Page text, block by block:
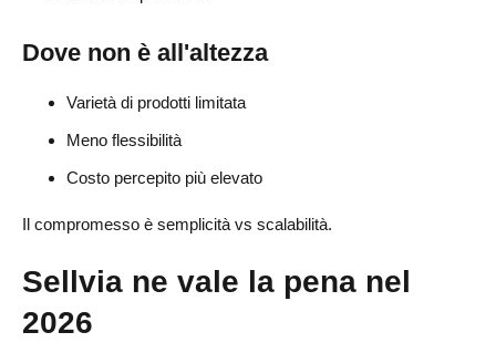
Dove non è all'altezza
Varietà di prodotti limitata
Meno flessibilità
Costo percepito più elevato
Il compromesso è semplicità vs scalabilità.
Sellvia ne vale la pena nel
2026